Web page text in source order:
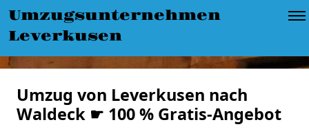
Umzugsunternehmen
Leverkusen
Umzug von Leverkusen nach
Waldeck ☛ 100 % Gratis-Angebot